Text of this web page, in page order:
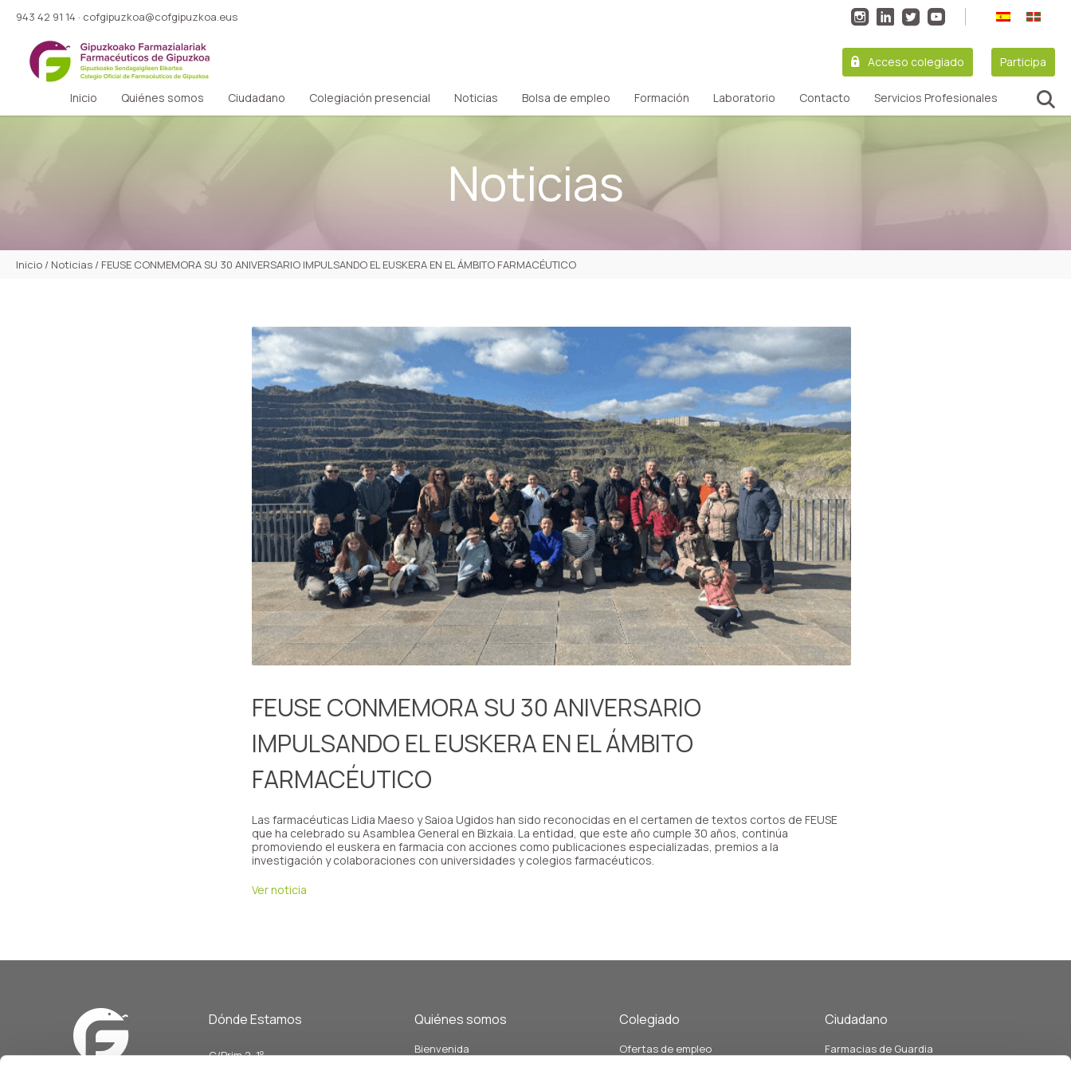
943 42 91 14 · cofgipuzkoa@cofgipuzkoa.eus
Acceso colegiado Participa
Inicio Quiénes somos Ciudadano Colegiación presencial Noticias Bolsa de empleo Formación Laboratorio Contacto Servicios Profesionales
Noticias
Inicio / Noticias / FEUSE CONMEMORA SU 30 ANIVERSARIO IMPULSANDO EL EUSKERA EN EL ÁMBITO FARMACÉUTICO
FEUSE CONMEMORA SU 30 ANIVERSARIO
IMPULSANDO EL EUSKERA EN EL ÁMBITO
FARMACÉUTICO
Las farmacéuticas Lidia Maeso y Saioa Ugidos han sido reconocidas en el certamen de textos cortos de FEUSE
que ha celebrado su Asamblea General en Bizkaia. La entidad, que este año cumple 30 años, continúa
promoviendo el euskera en farmacia con acciones como publicaciones especializadas, premios a la
investigación y colaboraciones con universidades y colegios farmacéuticos.
Ver noticia
Dónde Estamos
C/Prim 2, 1º
Quiénes somos
Bienvenida
Colegiado
Ofertas de empleo
Ciudadano
Farmacias de Guardia